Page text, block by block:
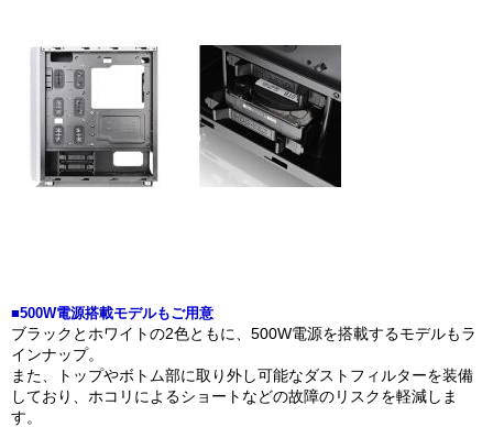
■500W電源搭載モデルもご用意
ブラックとホワイトの2色ともに、500W電源を搭載するモデルもラ
インナップ。
また、トップやボトム部に取り外し可能なダストフィルターを装備
しており、ホコリによるショートなどの故障のリスクを軽減しま
す。